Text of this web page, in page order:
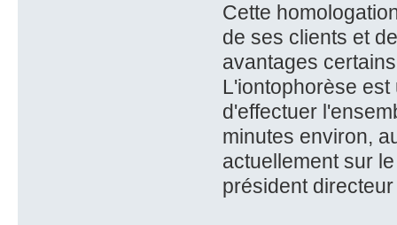
Cette
de ses clients et
avantages
L'iontophorèse
d'effectuer
minutes environ,
actuellement sur
président